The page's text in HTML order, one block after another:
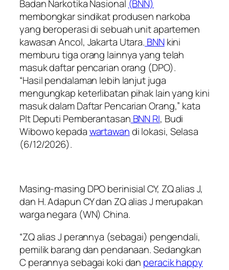
Badan Narkotika Nasional (BNN)
membongkar sindikat produsen narkoba
yang beroperasi di sebuah unit apartemen
kawasan Ancol, Jakarta Utara. BNNkini
memburu tiga orang lainnya yang telah
masuk daftar pencarian orang (DPO).
“Hasil pendalaman lebih lanjut juga
mengungkap keterlibatan pihak lain yang kini
masuk dalam Daftar Pencarian Orang,” kata
Plt Deputi Pemberantasan BNN RI, Budi
Wibowo kepadawartawandi lokasi, Selasa
(6/12/2026).
Masing-masing DPO berinisial CY, ZQ alias J,
dan H. Adapun CY dan ZQ alias J merupakan
warga negara (WN) China.
“ZQ alias J perannya (sebagai) pengendali,
pemilik barang dan pendanaan. Sedangkan
C perannya sebagai koki dan peracik happy